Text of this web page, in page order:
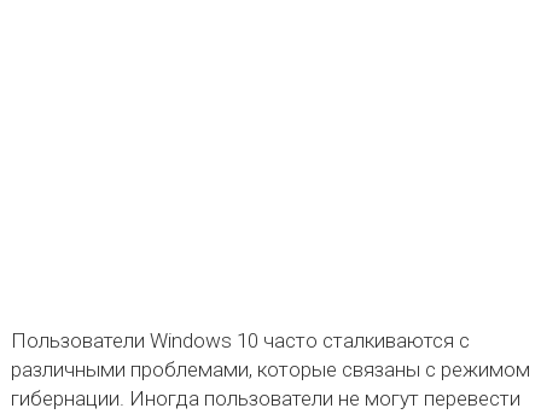
Пользователи Windows 10 часто сталкиваются с
различными проблемами, которые связаны с режимом
гибернации. Иногда пользователи не могут перевести